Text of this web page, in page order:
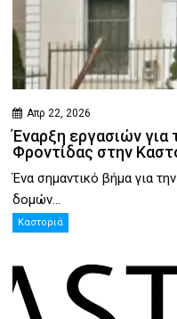
Απρ 22, 2026
Έναρξη εργασιών για
Φροντίδας στην
Ένα σημαντικό βήμα για
δομών...
Καστοριά